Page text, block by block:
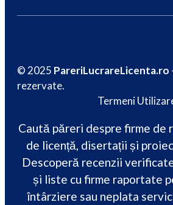
© 2025 PareriLucrareLicenta.ro
rezervate.
Termeni
Caută păreri despre firme de
de licență, disertații și
Descoperă recenzii
și liste cu firme raportate
întârziere sau neplata